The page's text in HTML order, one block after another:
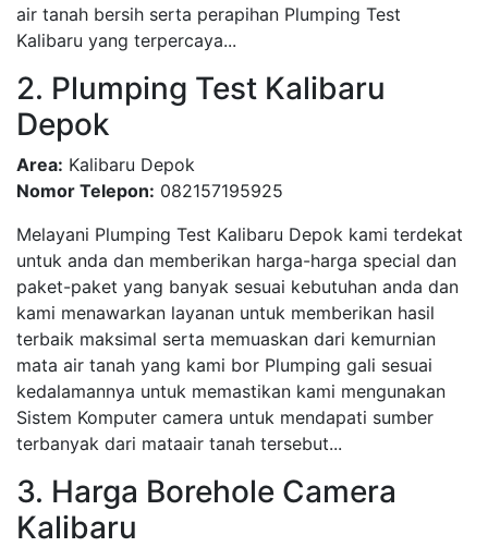
air tanah bersih serta perapihan Plumping Test
Kalibaru yang terpercaya...
2. Plumping Test Kalibaru
Depok
Area: Kalibaru Depok
Nomor Telepon: 082157195925
Melayani Plumping Test Kalibaru Depok kami terdekat
untuk anda dan memberikan harga-harga special dan
paket-paket yang banyak sesuai kebutuhan anda dan
kami menawarkan layanan untuk memberikan hasil
terbaik maksimal serta memuaskan dari kemurnian
mata air tanah yang kami bor Plumping gali sesuai
kedalamannya untuk memastikan kami mengunakan
Sistem Komputer camera untuk mendapati sumber
terbanyak dari mataair tanah tersebut...
3. Harga Borehole Camera
Kalibaru